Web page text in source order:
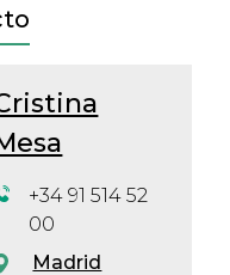
+34 91 514 52
00
Madrid